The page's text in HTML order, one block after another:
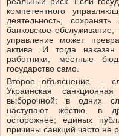
компетентного
деятельность,
банковское
управление может
актива. И тогда
работники, местные
государство само.
Второе объяснение —
Украинская
выборочной: в одних
наступают жёстко, в
осторожнее; единых
причины санкций часто не